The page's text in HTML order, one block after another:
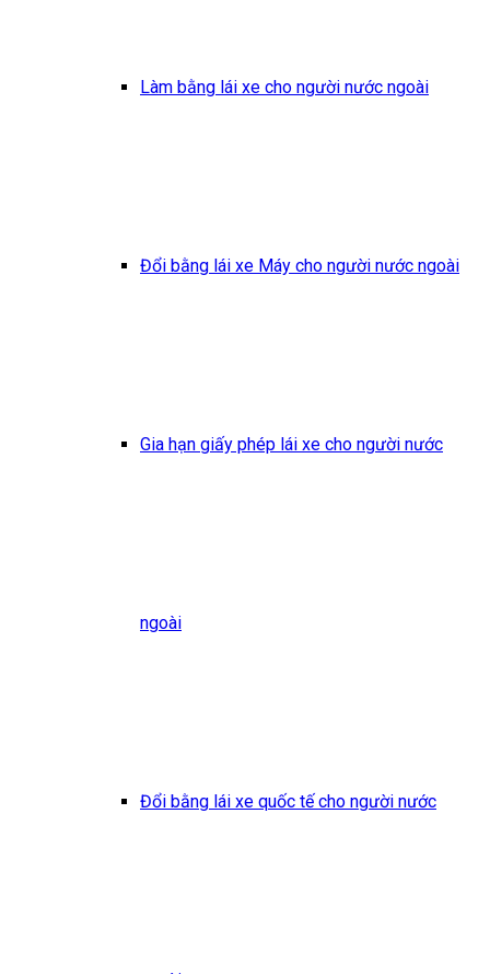
Làm bằng lái xe cho người nước ngoài
Đổi bằng lái xe Máy cho người nước ngoài
Gia hạn giấy phép lái xe cho người nước
ngoài
Đổi bằng lái xe quốc tế cho người nước